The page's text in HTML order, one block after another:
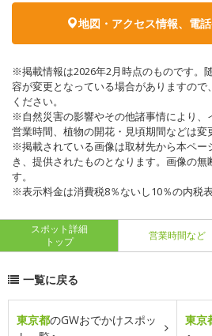
地図・アクセス情報、電
※掲載情報は2026年2月時点のものです。
容が変更となっている場合がありますの
ください。
※自然災害の影響やその他諸事情により、
営業時間、植物の開花・見頃期間などは変
※掲載されている画像は取材先から本ペー
き、提供されたものとなります。画像の
す。
※表示料金は消費税8％ないし10％の内税表
スポット詳細
トップ
営業時間など
一覧に戻る
東京都のGWおでかけスポッ
東京